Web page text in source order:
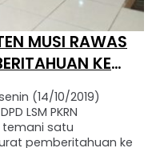
MUSI RAWAS
KE
(14/10/2019)
LSM PKRN
temani satu
pemberitahuan ke